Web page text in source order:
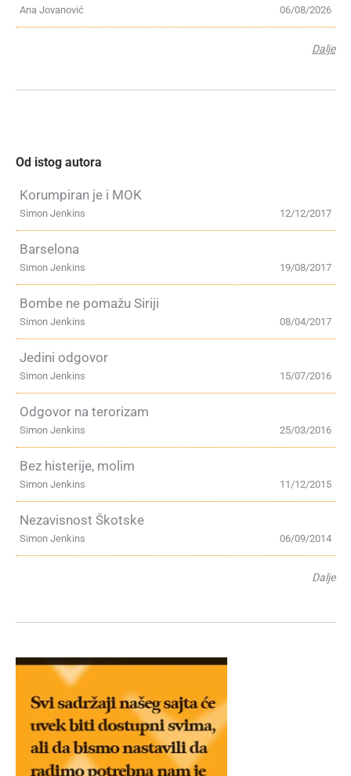
06/08/2026
Ana Jovanović
Dalje
Od istog autora
Korumpiran je i MOK
12/12/2017
Simon Jenkins
Barselona
19/08/2017
Simon Jenkins
Bombe ne pomažu Siriji
08/04/2017
Simon Jenkins
Jedini odgovor
15/07/2016
Simon Jenkins
Odgovor na terorizam
25/03/2016
Simon Jenkins
Bez histerije, molim
11/12/2015
Simon Jenkins
Nezavisnost Škotske
06/09/2014
Simon Jenkins
Dalje